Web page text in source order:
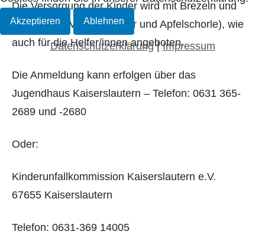
Die Versorgung der Kinder wird mit Brezeln und
Getränken (Mineralwasser und Apfelschorle), wie
auch für die Helfer/innen angeboten.
Die Anmeldung kann erfolgen über das
Jugendhaus Kaiserslautern – Telefon: 0631 365-
2689 und -2680
Oder:
Kinderunfallkommission Kaiserslautern e.V.
67655 Kaiserslautern
Telefon: 0631-369 14005
Akzeptieren Ablehnen
Datenschutzerklärung|Impressum